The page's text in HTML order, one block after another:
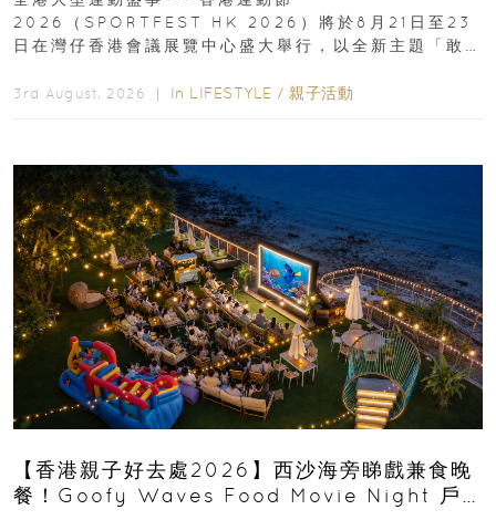
2026（SPORTFEST HK 2026）將於8月21日至23
日在灣仔香港會議展覽中心盛大舉行，以全新主題「敢
3rd August, 2026 ｜ In LIFESTYLE / 親子活動
【香港親子好去處2026】西沙海旁睇戲兼食晚
餐！Goofy Waves Food Movie Night 戶